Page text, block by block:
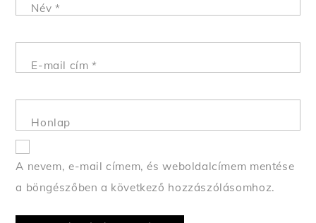
Név *
E-mail cím*
Honlap
A nevem, e-mail címem, és weboldalcímem mentése
a böngészőben a következő hozzászólásomhoz.